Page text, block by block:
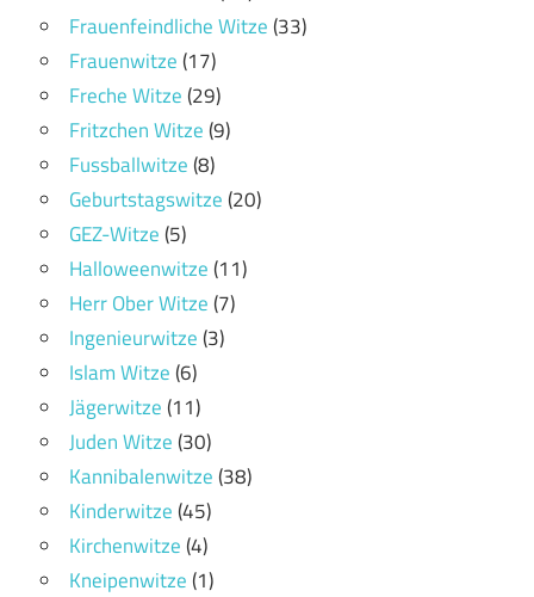
Frauenfeindliche Witze(33)
Frauenwitze(17)
Freche Witze(29)
Fritzchen Witze(9)
Fussballwitze(8)
Geburtstagswitze(20)
GEZ-Witze(5)
Halloweenwitze(11)
Herr Ober Witze(7)
Ingenieurwitze(3)
Islam Witze(6)
Jägerwitze(11)
Juden Witze(30)
Kannibalenwitze(38)
Kinderwitze(45)
Kirchenwitze(4)
Kneipenwitze(1)